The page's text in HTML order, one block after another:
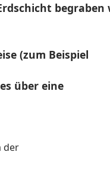
begraben
(zum Beispiel
über eine
der